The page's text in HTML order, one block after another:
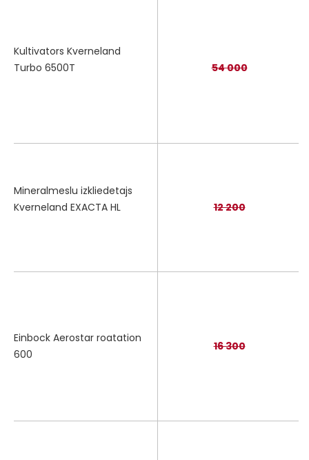
Kultivators Kverneland
Turbo 6500T
54 000
Mineralmeslu izkliedetajs
Kverneland EXACTA HL
12 200
Einbock Aerostar roatation
600
16 300